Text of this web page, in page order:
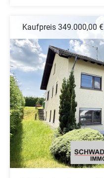
Kaufpreis 349.000,00 €